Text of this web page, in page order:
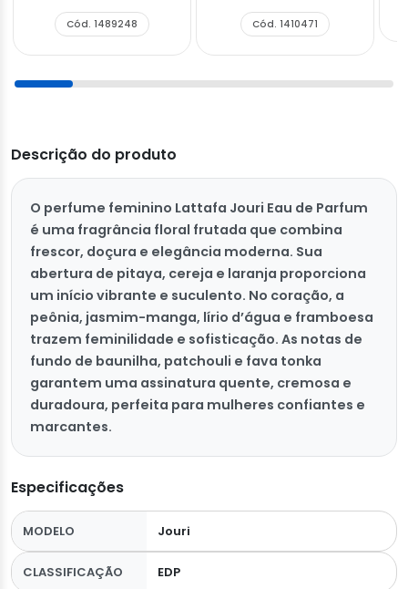
Cód. 1489248 Cód. 1410471
Descrição do produto
O perfume feminino Lattafa Jouri Eau de Parfum
é uma fragrância floral frutada que combina
frescor, doçura e elegância moderna. Sua
abertura de pitaya, cereja e laranja proporciona
um início vibrante e suculento. No coração, a
peônia, jasmim-manga, lírio d’água e framboesa
trazem feminilidade e sofisticação. As notas de
fundo de baunilha, patchouli e fava tonka
garantem uma assinatura quente, cremosa e
duradoura, perfeita para mulheres confiantes e
marcantes.
Especificações
MODELO Jouri
CLASSIFICAÇÃO EDP